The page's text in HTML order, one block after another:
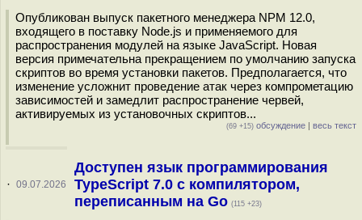
Опубликован выпуск пакетного менеджера NPM 12.0,
входящего в поставку Node.js и применяемого для
распространения модулей на языке JavaScript. Новая
версия примечательна прекращением по умолчанию запуска
скриптов во время установки пакетов. Предполагается, что
изменение усложнит проведение атак через компрометацию
зависимостей и замедлит распространение червей,
активируемых из установочных скриптов...
(69 +15) обсуждение | весь текст
· 09.07.2026
Доступен язык программирования
TypeScript 7.0 с компилятором,
переписанным на Go (115 +23)